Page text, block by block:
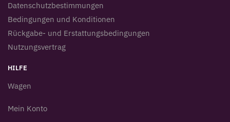
Datenschutzbestimmungen
Bedingungen und Konditionen
Rückgabe- und Erstattungsbedingungen
Nutzungsvertrag
HILFE
Wagen
Mein Konto